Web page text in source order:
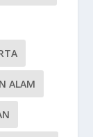
ALAM